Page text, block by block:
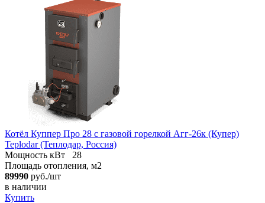
Котёл Куппер Про 28 с газовой горелкой Агг-26к (Купер)
Teplodar (Теплодар, Россия)
Мощность кВт
28
Площадь отопления, м2
89990 руб./шт
в наличии
Купить